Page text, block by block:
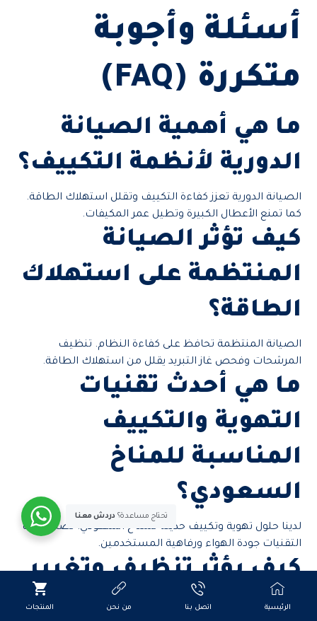
أسئلة وأجوبة
متكررة (FAQ)
ما هي أهمية الصيانة
الدورية لأنظمة التكييف؟
الصيانة الدورية تعزز كفاءة التكييف وتقلل استهلاك الطاقة.
كما تمنع الأعطال الكبيرة وتطيل عمر المكيفات.
كيف تؤثر الصيانة
المنتظمة على استهلاك
الطاقة؟
الصيانة المنتظمة تحافظ على كفاءة النظام. تنظيف
المرشحات وفحص غاز التبريد يقلل من استهلاك الطاقة.
ما هي أحدث تقنيات
التهوية والتكييف
المناسبة للمناخ
السعودي؟
لدينا حلول تهوية وتكييف حديثة للمناخ السعودي. تضمن هذه
التقنيات جودة الهواء ورفاهية المستخدمين.
كيف يؤثر تنظيف وتغيير
الفلاتر على استهلاك
الرئيسية اتصل بنا من نحن المنتجات
تحتاج مساعدة؟ دردش معنا